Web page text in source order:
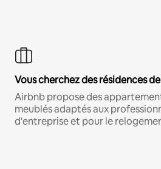
Vous cherchez des résidences
Airbnb propose des
meublés adaptés aux
d'entreprise et pour le